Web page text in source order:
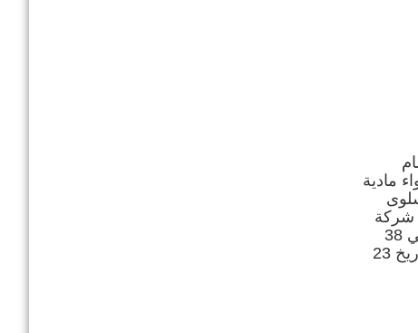
مادية
شركة
خاصة تنظيمها خلال الفترة الممتدة من 5 الى 15 فيفري 2018 وذلك بفضاء المعرض الدولى بنابل بمشاركة حوالي 38
عارضا من 18 دولة اجنبية حيث ستنظم دورات تكوينية وعروض تجارية ، وقد تم برمجة جلسة جهوية للمتابعة بتاريخ 23